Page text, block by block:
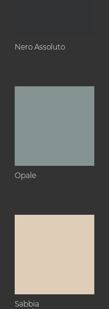
Nero Assoluto
Opale
Sabbia